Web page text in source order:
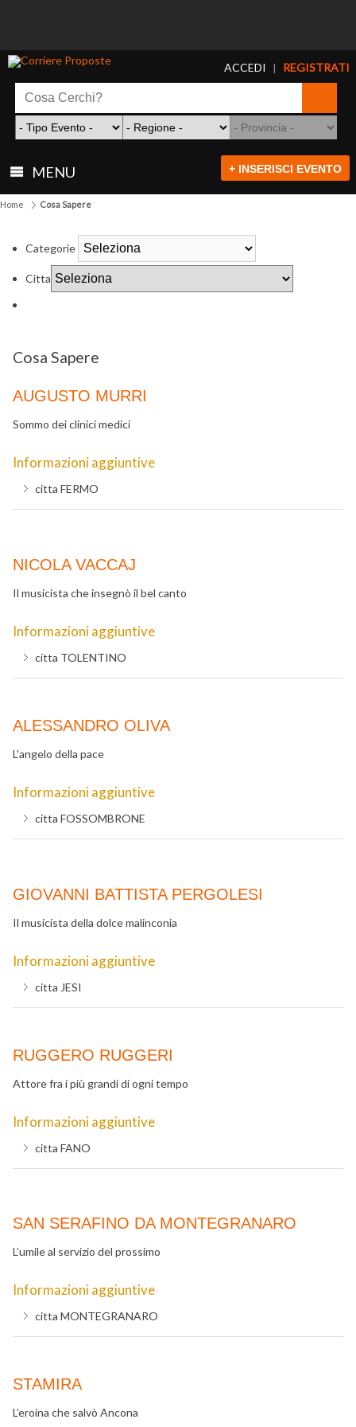
ACCEDI | REGISTRATI
MENU + INSERISCI EVENTO
Home Cosa Sapere
Categorie
Citta
Cosa Sapere
AUGUSTO MURRI
Sommo dei clinici medici
Informazioni aggiuntive
citta FERMO
NICOLA VACCAJ
Il musicista che insegnò il bel canto
Informazioni aggiuntive
citta TOLENTINO
ALESSANDRO OLIVA
L'angelo della pace
Informazioni aggiuntive
citta FOSSOMBRONE
GIOVANNI BATTISTA PERGOLESI
Il musicista della dolce malinconia
Informazioni aggiuntive
citta JESI
RUGGERO RUGGERI
Attore fra i più grandi di ogni tempo
Informazioni aggiuntive
citta FANO
SAN SERAFINO DA MONTEGRANARO
L’umile al servizio del prossimo
Informazioni aggiuntive
citta MONTEGRANARO
STAMIRA
L’eroina che salvò Ancona